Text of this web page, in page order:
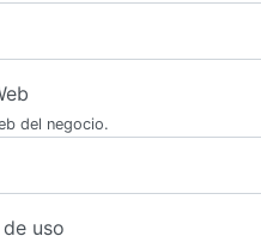
del negocio.
uso